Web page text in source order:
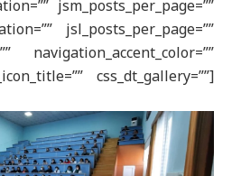
jsm_posts_per_page=””
jsl_posts_per_page=””
navigation_accent_color=””
css_dt_gallery=””]